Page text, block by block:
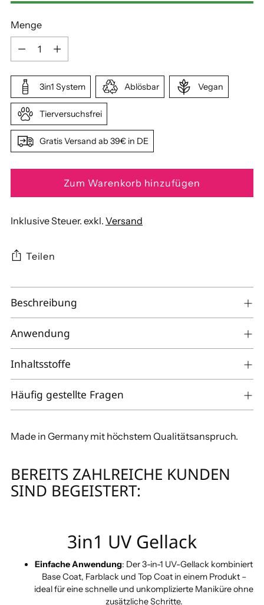
Menge
Menge
3in1 System Ablösbar Vegan
Tierversuchsfrei
Gratis Versand ab 39€ in DE
Zum Warenkorb hinzufügen
Inklusive Steuer. exkl. Versand
Teilen
Produkt
in
den
Warenkorb
legen
Beschreibung
Anwendung
Inhaltsstoffe
Häufig gestellte Fragen
Made in Germany mit höchstem Qualitätsanspruch.
BEREITS ZAHLREICHE KUNDEN
SIND BEGEISTERT:
3in1 UV Gellack
Einfache Anwendung: Der 3-in-1 UV-Gellack kombiniert
Base Coat, Farblack und Top Coat in einem Produkt –
ideal für eine schnelle und unkomplizierte Maniküre ohne
zusätzliche Schritte.